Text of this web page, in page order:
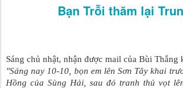
Bạn Trỗi thăm lại
Sáng chủ nhật, nhận được mail của Bùi Thắng
"Sáng nay 10-10, bọn em lên Sơn Tây khai
Hồng của Sùng Hải, sau đó tranh thủ vọt